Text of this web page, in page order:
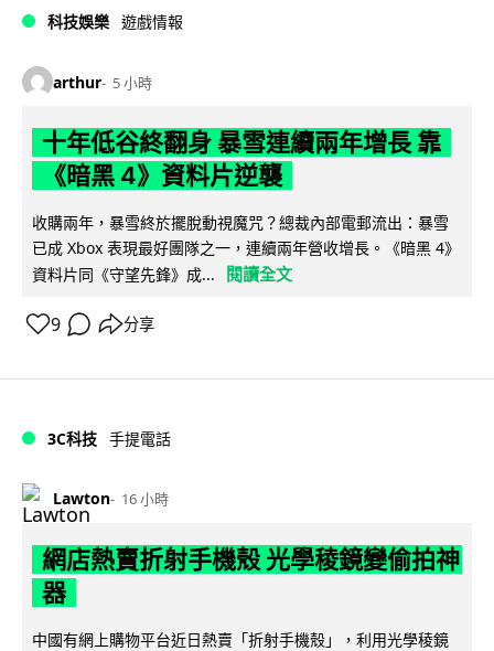
科技娛樂 遊戲情報
arthur 5 小時
十年低谷終翻身 暴雪連續兩年增長 靠
《暗黑 4》資料片逆襲
收購兩年，暴雪終於擺脫動視魔咒？總裁內部電郵流出：暴雪
已成 Xbox 表現最好團隊之一，連續兩年營收增長。《暗黑 4》
資料片同《守望先鋒》成...
閱讀全文
9 分享
3C科技 手提電話
Lawton 16 小時
網店熱賣折射手機殼 光學稜鏡變偷拍神
器
中國有網上購物平台近日熱賣「折射手機殼」，利用光學稜鏡